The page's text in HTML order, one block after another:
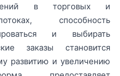
в торговых и
способность
и выбирать
заказы становится
развитию и увеличению